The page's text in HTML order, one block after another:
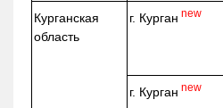
Курганская
область
г. Курган new
г. Курган new